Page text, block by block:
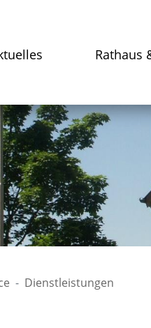
Rathaus
Dienstleistungen